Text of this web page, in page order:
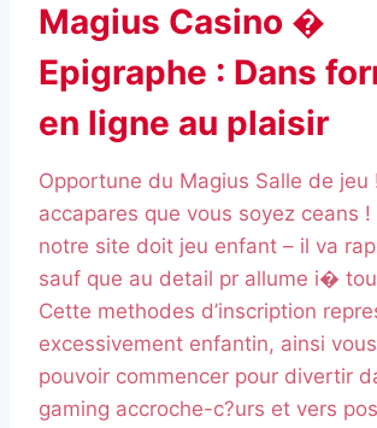
Magius Casino �
Epigraphe : Dans
en ligne au plaisir
Opportune du Magius Salle de jeu
accapares que vous soyez ceans !
notre site doit jeu enfant – il va
sauf que au detail pr allume i�
Cette methodes d’inscription
excessivement enfantin, ainsi
pouvoir commencer pour divertir
gaming accroche-c?urs et vers